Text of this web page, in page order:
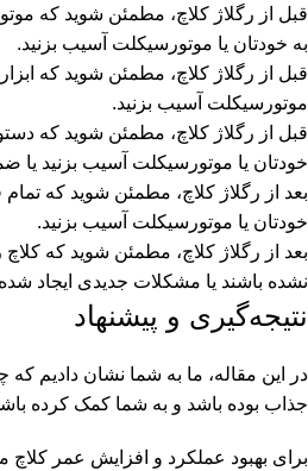
قبل از رگلاژ کلاچ، مطمئن شوید که
به خودتان یا موتورسیکلت آسیب بزنید.
قبل از رگلاژ کلاچ، مطمئن شوید که
موتورسیکلت آسیب بزنید.
قبل از رگلاژ کلاچ، مطمئن شوید که
خودتان یا موتورسیکلت آسیب بزنید یا
بعد از رگلاژ کلاچ، مطمئن شوید که
خودتان یا موتورسیکلت آسیب بزنید.
بعد از رگلاژ کلاچ، مطمئن شوید که
نشده باشند یا مشکلات جدیدی ایجاد
نتیجه‌گیری و پیشنهاد
در این مقاله، ما به شما نشان دادیم که
جذاب بوده باشد و به شما کمک کرده
برای بهبود عملکرد و افزایش عمر کلاچ